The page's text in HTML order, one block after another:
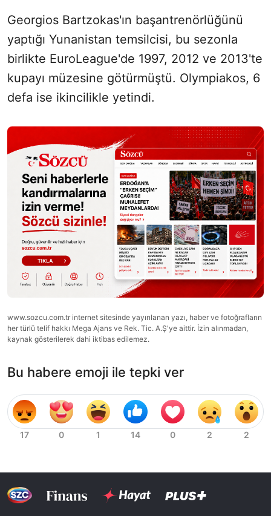
Georgios Bartzokas'ın başantrenörlüğünü
yaptığı Yunanistan temsilcisi, bu sezonla
birlikte EuroLeague'de 1997, 2012 ve 2013'te
kupayı müzesine götürmüştü. Olympiakos, 6
defa ise ikincilikle yetindi.
www.sozcu.com.tr internet sitesinde yayınlanan yazı, haber ve fotoğrafların
her türlü telif hakkı Mega Ajans ve Rek. Tic. A.Ş'ye aittir. İzin alınmadan,
kaynak gösterilerek dahi iktibas edilemez.
Bu habere emoji ile tepki ver